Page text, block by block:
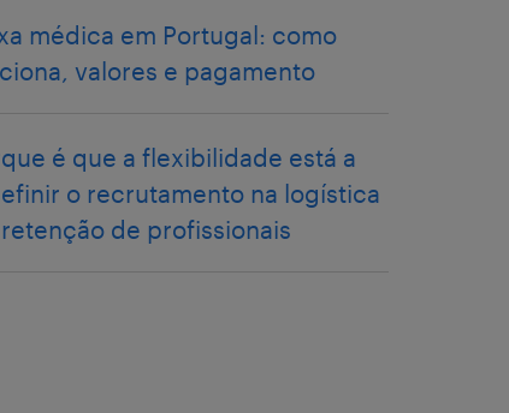
médica em Portugal: como
valores e pagamento
é que a flexibilidade está a
o recrutamento na logística
de profissionais